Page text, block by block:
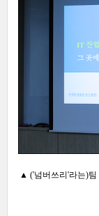
▲ ('넘버쓰리'라는)팀